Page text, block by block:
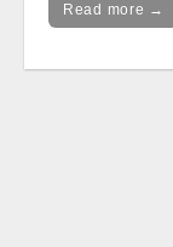
Read more →